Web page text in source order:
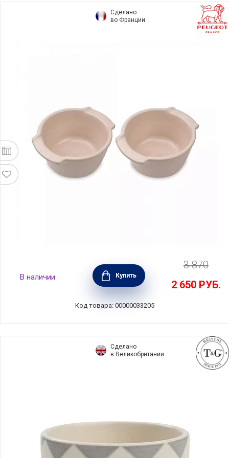
Сделано
во Франции
Набор из 2 рамекинов, керамика, цвет экрю,
Peugeot, Франция, 61869
В наличии Купить
3 870
2 650 РУБ.
Код товара: 00000033205
Сделано
в Великобритании